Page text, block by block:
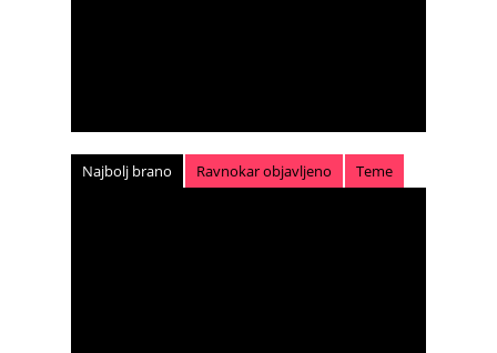
Najbolj brano Ravnokar objavljeno Teme